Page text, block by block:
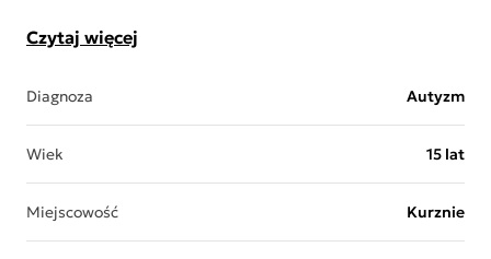
Czytaj więcej
Diagnoza Autyzm
Wiek 15 lat
Miejscowość Kurznie